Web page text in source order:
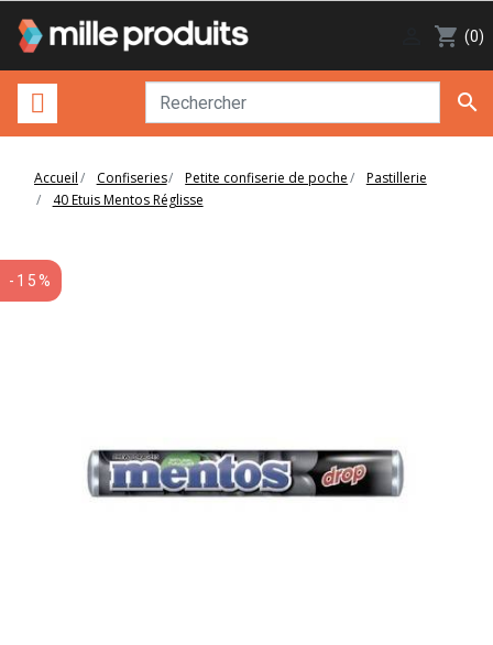
shopping_cart (0)

Accueil Confiseries Petite confiserie de poche
Pastillerie
40 Etuis Mentos Réglisse
-15%